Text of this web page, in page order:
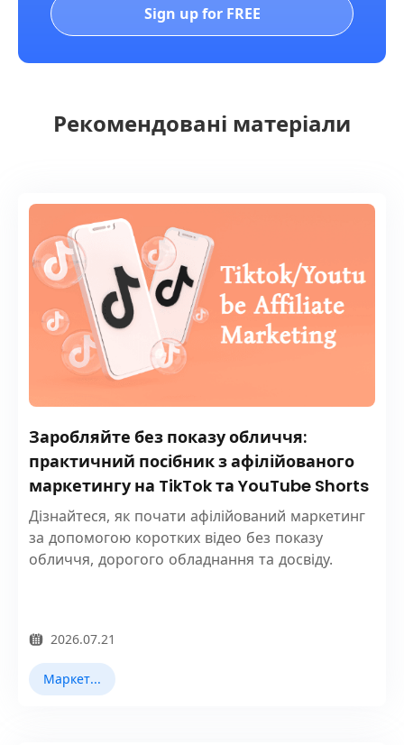
Sign up for FREE
Рекомендовані матеріали
Заробляйте без показу обличчя:
практичний посібник з афілійованого
маркетингу на TikTok та YouTube Shorts
Дізнайтеся, як почати афілійований маркетинг
за допомогою коротких відео без показу
обличчя, дорогого обладнання та досвіду.
2026.07.21
Маркетинг TikTok